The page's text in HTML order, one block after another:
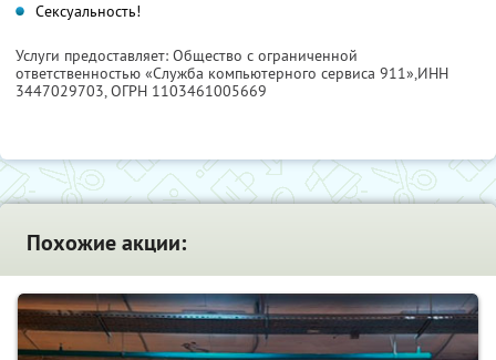
Сексуальность!
Услуги предоставляет: Общество с ограниченной
ответственностью «Служба компьютерного сервиса 911»,ИНН
3447029703, ОГРН 1103461005669
Похожие акции: